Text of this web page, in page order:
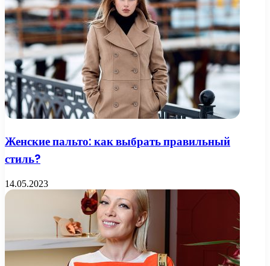
Женские пальто: как выбрать правильный
стиль?
14.05.2023